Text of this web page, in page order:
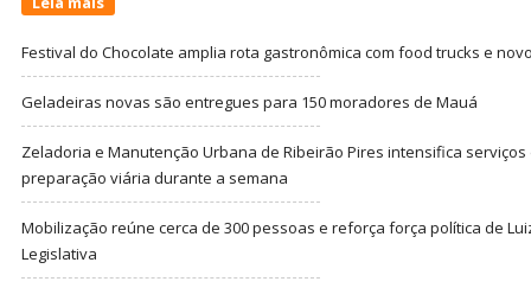
Festival do Chocolate amplia rota gastronômica com food trucks e
Geladeiras novas são entregues para 150 moradores de Mauá
Zeladoria e Manutenção Urbana de Ribeirão Pires intensifica
preparação viária durante a semana
Mobilização reúne cerca de 300 pessoas e reforça força política de
Legislativa